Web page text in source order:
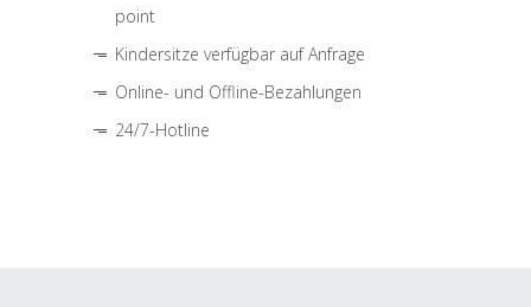
point
Kindersitze verfügbar auf Anfrage
Online- und Offline-Bezahlungen
24/7-Hotline